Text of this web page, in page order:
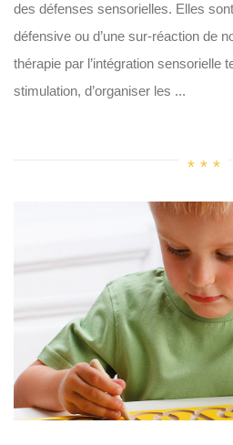
des défenses sensorielles. Elles
défensive ou d’une sur-réaction de
thérapie par l’intégration sensorielle
stimulation, d’organiser les ...